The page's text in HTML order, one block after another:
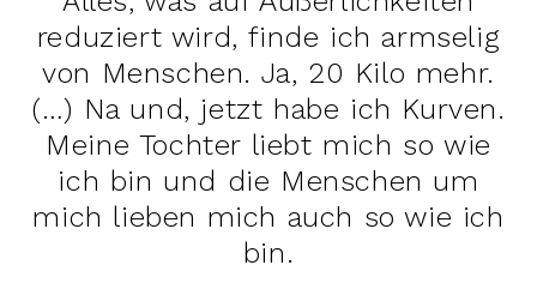
reduziert wird, finde ich armselig
von Menschen. Ja, 20 Kilo mehr.
(…) Na und, jetzt habe ich Kurven.
Meine Tochter liebt mich so wie
ich bin und die Menschen um
mich lieben mich auch so wie ich
bin.